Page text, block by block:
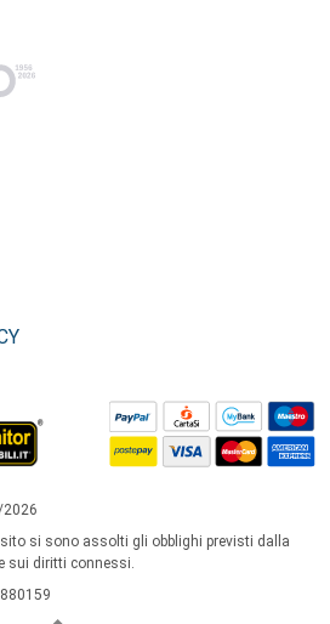
sito si sono assolti gli obblighi previsti dalla
sui diritti connessi.